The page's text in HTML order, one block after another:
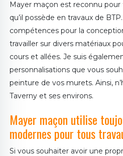
Mayer maçon est reconnu
qu’il possède en travaux de
compétences pour la
travailler sur divers matériaux
cours et allées. Je suis
personnalisations que vous
peinture de vos murets. Ainsi,
Taverny et ses environs.
Mayer maçon utilise
modernes pour tous
Si vous souhaiter avoir une